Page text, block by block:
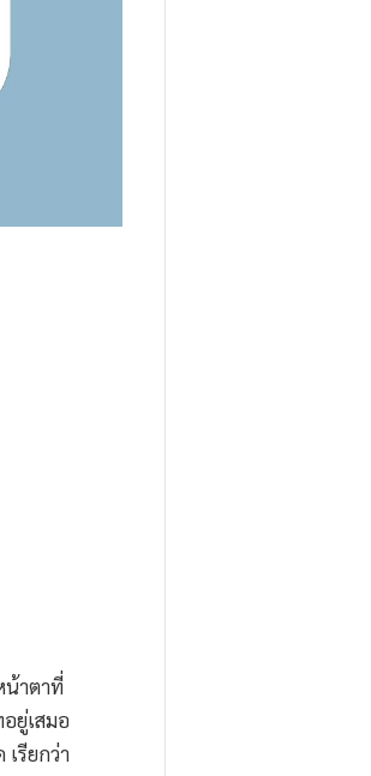
น้าตาที่
ยู่เสมอ
รียกว่า